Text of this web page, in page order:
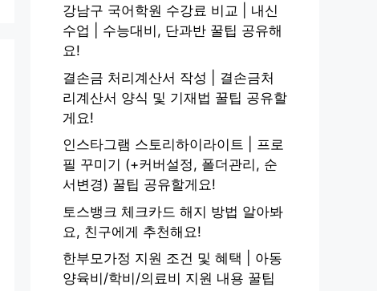
강남구 국어학원 수강료 비교 | 내신
수업 | 수능대비, 단과반 꿀팁 공유해
요!
결손금 처리계산서 작성 | 결손금처
리계산서 양식 및 기재법 꿀팁 공유할
게요!
인스타그램 스토리하이라이트 | 프로
필 꾸미기 (+커버설정, 폴더관리, 순
서변경) 꿀팁 공유할게요!
토스뱅크 체크카드 해지 방법 알아봐
요, 친구에게 추천해요!
한부모가정 지원 조건 및 혜택 | 아동
양육비/학비/의료비 지원 내용 꿀팁